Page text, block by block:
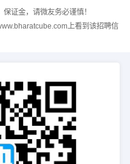
证金，请微友务必谨慎！
上看到该招聘信